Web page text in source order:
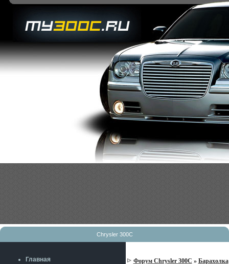
Chrysler 300C
Главная
Форум Chrysler 300C » Барахолка